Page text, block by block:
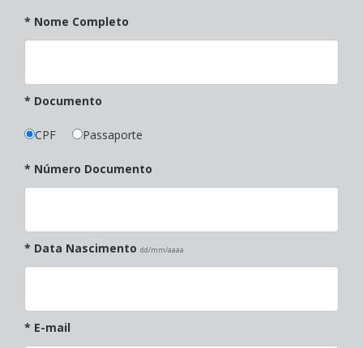
* Nome Completo
* Documento
CPF Passaporte
* Número Documento
* Data Nascimento dd/mm/aaaa
* E-mail